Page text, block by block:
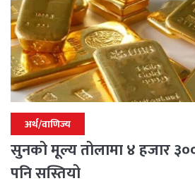
अर्थ/वाणिज्य
सुनको मूल्य तोलामा ४ हजार
पनि सस्तियो